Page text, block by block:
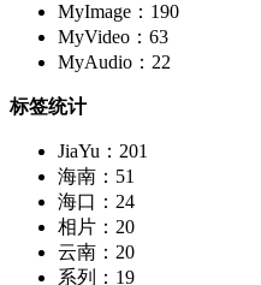
MyImage：190
MyVideo：63
MyAudio：22
标签统计
JiaYu：201
海南：51
海口：24
相片：20
云南：20
系列：19